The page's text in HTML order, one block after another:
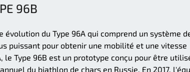
96B
évolution du Type 96A qui comprend un système
puissant pour obtenir une mobilité et une vitesse
Type 96B est un prototype conçu pour être
du biathlon de chars en Russie. En 2017,